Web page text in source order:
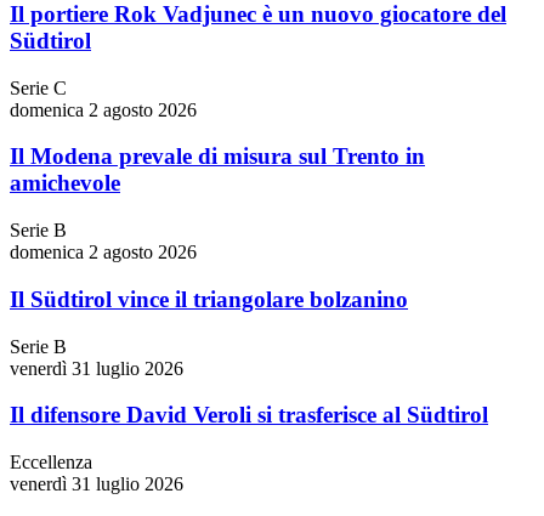
Il portiere Rok Vadjunec è un nuovo giocatore del
Südtirol
Serie C
domenica 2 agosto 2026
Il Modena prevale di misura sul Trento in
amichevole
Serie B
domenica 2 agosto 2026
Il Südtirol vince il triangolare bolzanino
Serie B
venerdì 31 luglio 2026
Il difensore David Veroli si trasferisce al Südtirol
Eccellenza
venerdì 31 luglio 2026